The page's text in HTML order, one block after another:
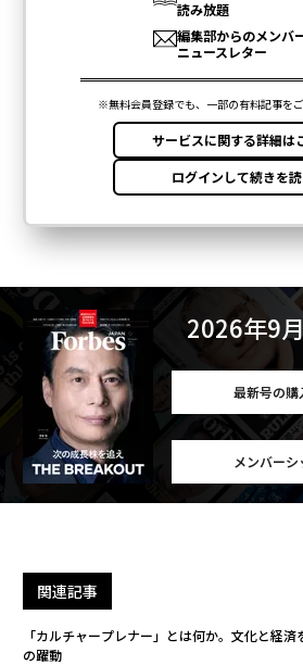
2026年9
最新号の購
メンバー
関連記事
「カルチャープレナー」とは何か。文化と経
の躍動